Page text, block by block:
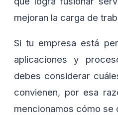
mejoran la carga de
Si tu empresa está
aplicaciones y
debes considerar
convienen, por esa
mencionamos cómo se